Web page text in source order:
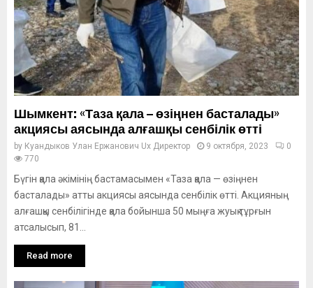
Шымкент: «Таза қала – өзіңнен басталады»
акциясы аясында алғашқы сенбілік өтті
by Куандыков Улан Ержанович Ux Директор 9 октября, 2023
0
770
Бүгін қала әкімінің бастамасымен «Таза қала — өзіңнен
басталады» атты акциясы аясында сенбілік өтті. Акцияның
алғашқы сенбілігінде қала бойынша 50 мыңға жуық тұрғын
атсалысып, 81...
Read more